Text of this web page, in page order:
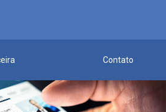
Contato